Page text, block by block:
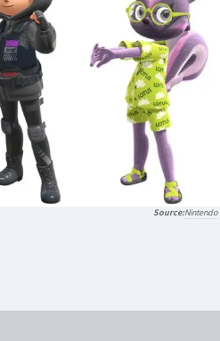
Nintendo